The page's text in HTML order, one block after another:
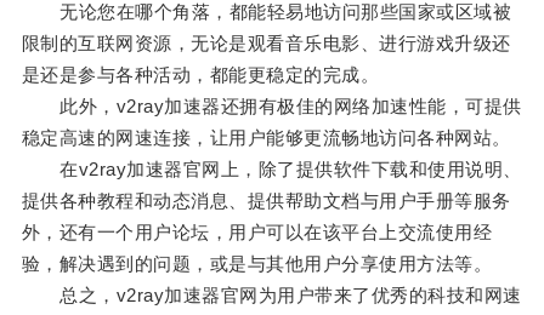
无论您在哪个角落，都能轻易地访问那些国家或区域被
限制的互联网资源，无论是观看音乐电影、进行游戏升级还
是还是参与各种活动，都能更稳定的完成。
此外，v2ray加速器还拥有极佳的网络加速性能，可提供
稳定高速的网速连接，让用户能够更流畅地访问各种网站。
在v2ray加速器官网上，除了提供软件下载和使用说明、
提供各种教程和动态消息、提供帮助文档与用户手册等服务
外，还有一个用户论坛，用户可以在该平台上交流使用经
验，解决遇到的问题，或是与其他用户分享使用方法等。
总之，v2ray加速器官网为用户带来了优秀的科技和网速